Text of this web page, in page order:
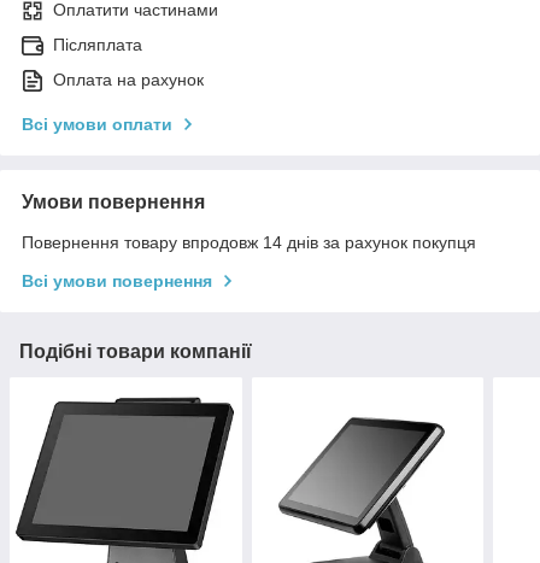
Оплатити частинами
Післяплата
Оплата на рахунок
Всі умови оплати
Умови повернення
Повернення товару впродовж 14 днів за рахунок покупця
Всі умови повернення
Подібні товари компанії